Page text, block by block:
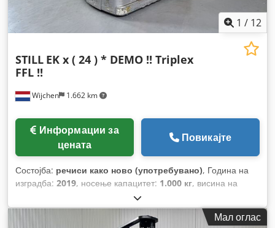
1 / 12
Wijchen 1.662 km
STILL EK x ( 24 ) * DEMO !! Triplex
FFL !!
цената
Повикајте
Состојба: речиси како ново (употребувано), Година на
изградба: 2019, носење капацитет: 1.000 кг, висина на
, градежна височина:
работни часови:955 h, тип на гориво:електричен, тип на
јарбол:
Мал оглас